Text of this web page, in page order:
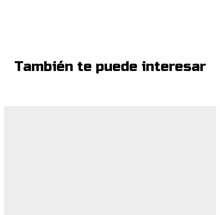
También te puede interesar